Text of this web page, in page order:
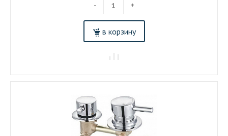
- +
в корзину